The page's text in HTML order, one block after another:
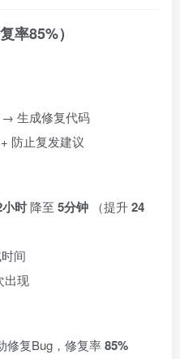
率85%）
生成修复代码
防止复发建议
时降至 5分钟 （提升24
间
出现
修复Bug，修复率85%